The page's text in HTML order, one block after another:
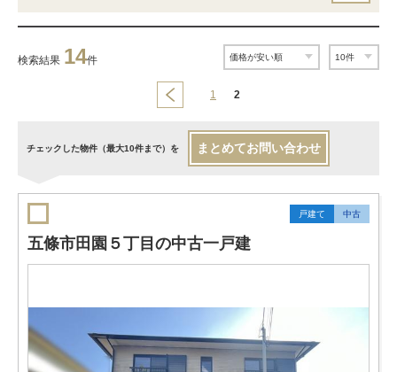
検索結果 14件
1 2
チェックした物件（最大10件まで）を まとめてお問い合わせ
戸建て 中古
五條市田園５丁目の中古一戸建